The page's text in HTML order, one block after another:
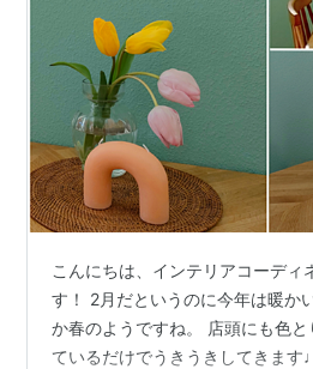
こんにちは、インテリアコーディ
す！ 2月だというのに今年は暖か
か春のようですね。 店頭にも色
ているだけでうきうきしてきま